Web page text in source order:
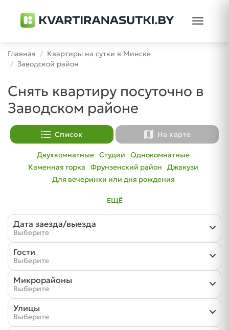
Toggle
Главная
Квартиры на сутки в Минске
Заводской район
Снять квартиру посуточно в
Заводском районе
format_list_bulleted Список map На карте
Двухкомнатные Студии
Однокомнатные
Каменная горка
Фрунзенский район
Джакузи
Для вечеринки или дня рождения
ЕЩЁ
Дата заезда/выезда
Выберите
Гости
Выберите
Микрорайоны
Выберите
Улицы
Выберите